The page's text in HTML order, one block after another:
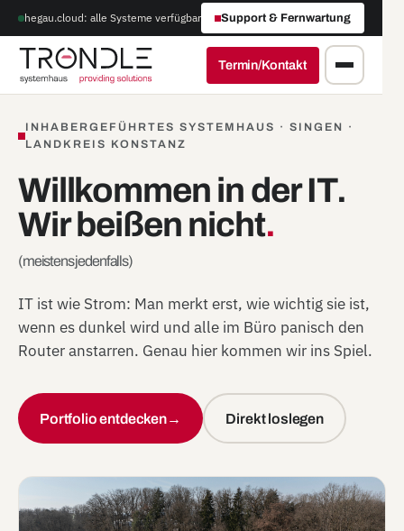
hegau.cloud: alle Systeme verfügbar Support & Fernwartung
Termin/Kontakt
INHABERGEFÜHRTES SYSTEMHAUS · SINGEN ·
LANDKREIS KONSTANZ
Willkommen in der IT.
Wir beißen nicht.
(meistens jedenfalls)
IT ist wie Strom: Man merkt erst, wie wichtig sie ist,
wenn es dunkel wird und alle im Büro panisch den
Router anstarren. Genau hier kommen wir ins Spiel.
Portfolio entdecken→ Direkt loslegen